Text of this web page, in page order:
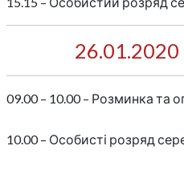
26.01.2020
09.00 – 10.00 – Розминка та
10.00 – Особисті розряд